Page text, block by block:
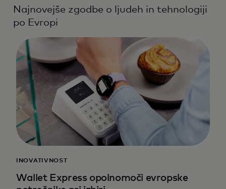
Najnovejše zgodbe o ljudeh in tehnologiji
po Evropi
INOVATIVNOST
Wallet Express opolnomoči evropske